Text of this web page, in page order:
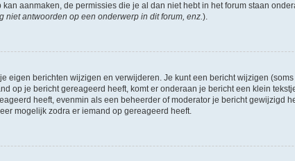
aanmaken, de permissies die je al dan niet hebt in het forum staan
antwoorden op een onderwerp in dit forum, enz.).
eigen berichten wijzigen en verwijderen. Je kunt een bericht wijzigen
op je bericht gereageerd heeft, komt er onderaan je bericht een klein
heeft, evenmin als een beheerder of moderator je bericht gewijzigd
mogelijk zodra er iemand op gereageerd heeft.